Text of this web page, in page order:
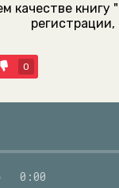
качестве
0
0:00